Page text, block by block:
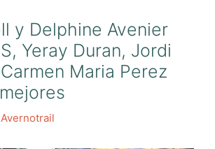
y Delphine Avenier
Yeray Duran, Jordi
Maria Perez
Avernotrail